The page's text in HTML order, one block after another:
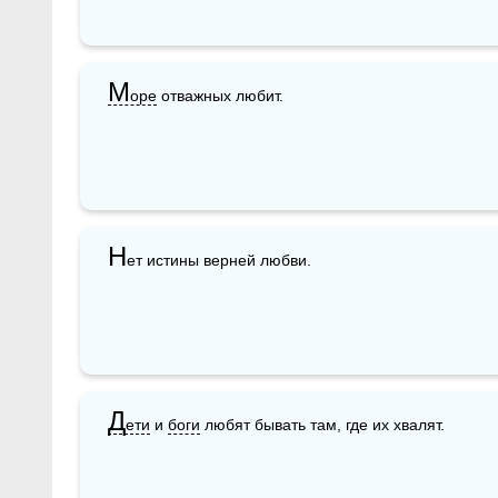
Море отважных любит.
Нет истины верней любви.
Дети и боги любят бывать там, где их хвалят.